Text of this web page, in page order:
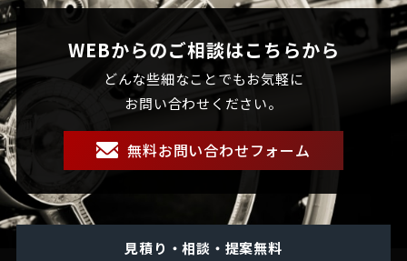
WEBからのご相談はこちらから
どんな些細なことでもお気軽に
お問い合わせください。
無料お問い合わせフォーム
見積り・相談・提案無料